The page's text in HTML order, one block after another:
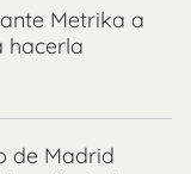
Metrika a
hacerla
de Madrid